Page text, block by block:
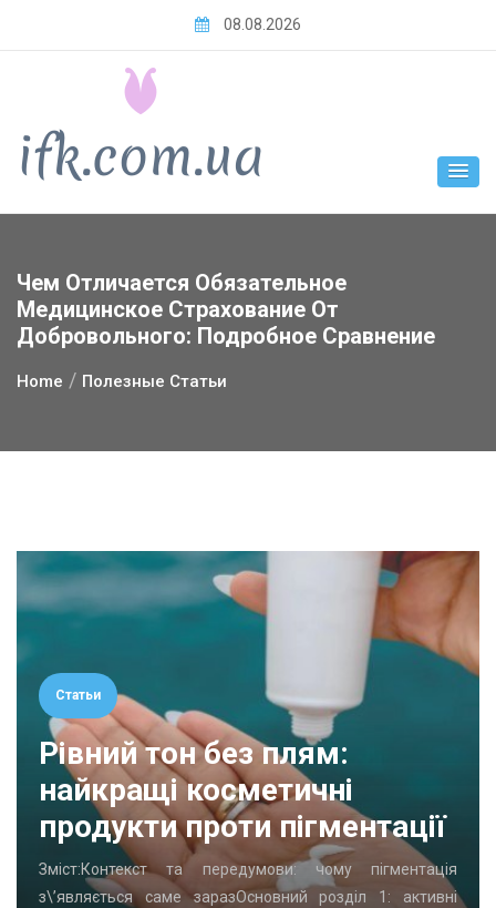
08.08.2026
Чем Отличается Обязательное
Медицинское Страхование От
Добровольного: Подробное Сравнение
Home Полезные Статьи
Статьи
Рівний тон без плям:
найкращі косметичні
продукти проти пігментації
Зміст:Контекст та передумови: чому пігментація
з\’являється саме заразОсновний розділ 1: активні